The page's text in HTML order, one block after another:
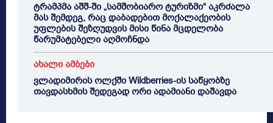
ტრამპმა აშშ-ში „სამშობიარო ტურიზმი“ აკრძალა
მას შემდეგ, რაც დაბადებით მოქალაქეობის
უფლების შეზღუდვის მისი წინა მცდელობა
წარუმატებელი აღმოჩნდა
ახალი ამბები
ვლადიმირის ოლქში Wildberries-ის საწყობზე
თავდასხმის შედეგად ორი ადამიანი დაშავდა